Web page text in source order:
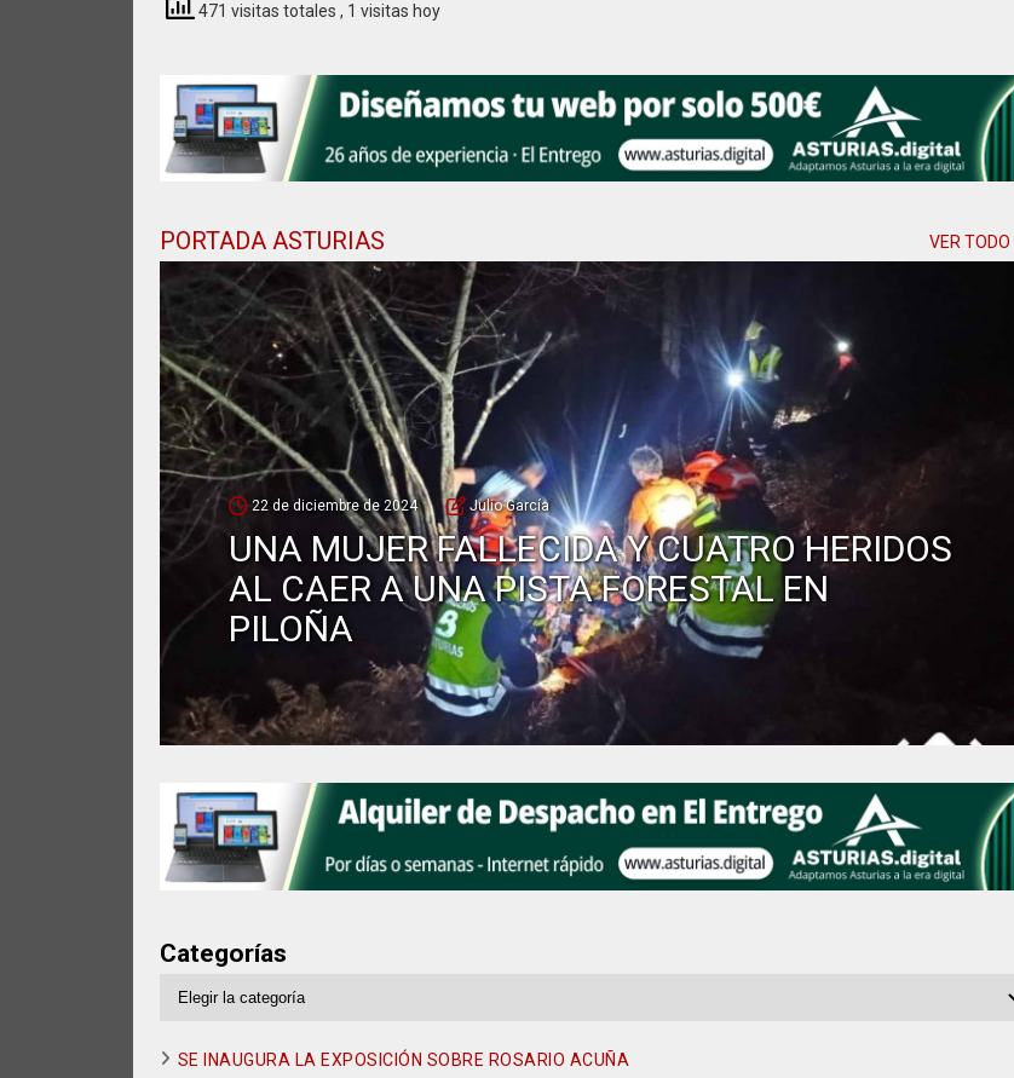
471 visitas totales , 1 visitas hoy
PORTADA ASTURIAS VER TODO
22 de diciembre de 2024 Julio García
UNA MUJER FALLECIDA Y CUATRO HERIDOS
AL CAER A UNA PISTA FORESTAL EN
PILOÑA
Categorías
SE INAUGURA LA EXPOSICIÓN SOBRE ROSARIO ACUÑA